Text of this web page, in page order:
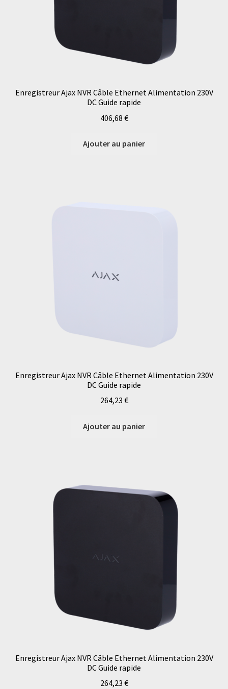
Enregistreur Ajax NVR Câble Ethernet Alimentation 230V
DC Guide rapide
406,68 €
Ajouter au panier
Enregistreur Ajax NVR Câble Ethernet Alimentation 230V
DC Guide rapide
264,23 €
Ajouter au panier
Enregistreur Ajax NVR Câble Ethernet Alimentation 230V
DC Guide rapide
264,23 €